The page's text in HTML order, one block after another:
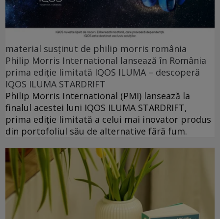
material susținut de philip morris românia
Philip Morris International lansează în România
prima ediție limitată IQOS ILUMA – descoperă
IQOS ILUMA STARDRIFT
Philip Morris International (PMI) lansează la
finalul acestei luni IQOS ILUMA STARDRIFT,
prima ediție limitată a celui mai inovator produs
din portofoliul său de alternative fără fum.